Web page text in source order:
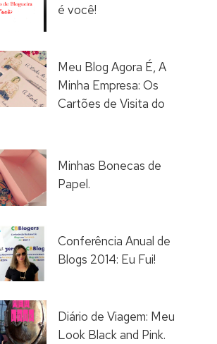
é você!
Meu Blog Agora É, A
Minha Empresa: Os
Cartões de Visita do
Minhas Bonecas de
Papel.
Conferência Anual de
Blogs 2014: Eu Fui!
Diário de Viagem: Meu
Look Black and Pink.